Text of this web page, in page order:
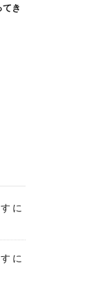
き
に
に